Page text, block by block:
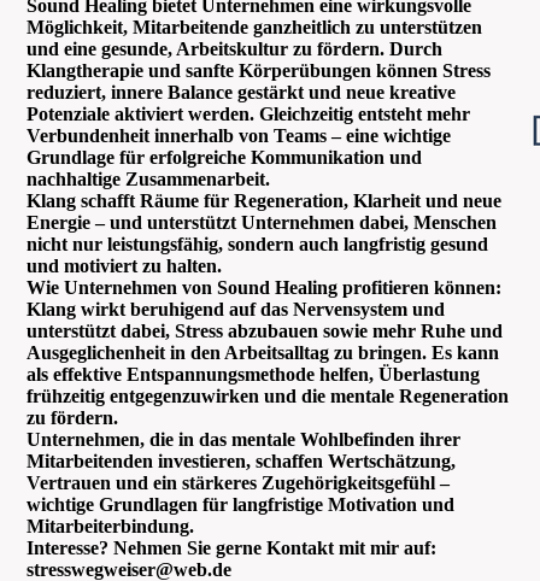
Sound Healing bietet Unternehmen eine wirkungsvolle
Möglichkeit, Mitarbeitende ganzheitlich zu unterstützen
und eine gesunde, Arbeitskultur zu fördern. Durch
Klangtherapie und sanfte Körperübungen können Stress
reduziert, innere Balance gestärkt und neue kreative
Potenziale aktiviert werden. Gleichzeitig entsteht mehr
Verbundenheit innerhalb von Teams – eine wichtige
Grundlage für erfolgreiche Kommunikation und
nachhaltige Zusammenarbeit.
Klang schafft Räume für Regeneration, Klarheit und neue
Energie – und unterstützt Unternehmen dabei, Menschen
nicht nur leistungsfähig, sondern auch langfristig gesund
und motiviert zu halten.
Wie Unternehmen von Sound Healing profitieren können:
Klang wirkt beruhigend auf das Nervensystem und
unterstützt dabei, Stress abzubauen sowie mehr Ruhe und
Ausgeglichenheit in den Arbeitsalltag zu bringen. Es kann
als effektive Entspannungsmethode helfen, Überlastung
frühzeitig entgegenzuwirken und die mentale Regeneration
zu fördern.
Unternehmen, die in das mentale Wohlbefinden ihrer
Mitarbeitenden investieren, schaffen Wertschätzung,
Vertrauen und ein stärkeres Zugehörigkeitsgefühl –
wichtige Grundlagen für langfristige Motivation und
Mitarbeiterbindung.
Interesse? Nehmen Sie gerne Kontakt mit mir auf:
stresswegweiser@web.de